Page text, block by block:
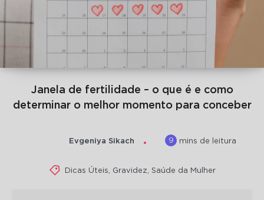
Janela de fertilidade – o que é e como
determinar o melhor momento para conceber
Evgeniya Sikach 9 mins de leitura
Dicas Úteis Gravidez Saúde da Mulher